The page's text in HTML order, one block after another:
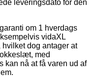
leveringsdato for den
om 1 hverdags
vidaXL
dog antager at
med
kan nå at få varen ud af